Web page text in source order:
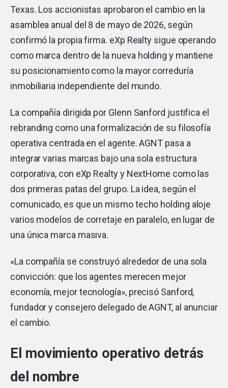
Texas. Los accionistas aprobaron el cambio en la
asamblea anual del 8 de mayo de 2026, según
confirmó la propia firma. eXp Realty sigue operando
como marca dentro de la nueva holding y mantiene
su posicionamiento como la mayor correduría
inmobiliaria independiente del mundo.
La compañía dirigida por Glenn Sanford justifica el
rebranding como una formalización de su filosofía
operativa centrada en el agente. AGNT pasa a
integrar varias marcas bajo una sola estructura
corporativa, con eXp Realty y NextHome como las
dos primeras patas del grupo. La idea, según el
comunicado, es que un mismo techo holding aloje
varios modelos de corretaje en paralelo, en lugar de
una única marca masiva.
«La compañía se construyó alrededor de una sola
convicción: que los agentes merecen mejor
economía, mejor tecnología», precisó Sanford,
fundador y consejero delegado de AGNT, al anunciar
el cambio.
El movimiento operativo detrás
del nombre